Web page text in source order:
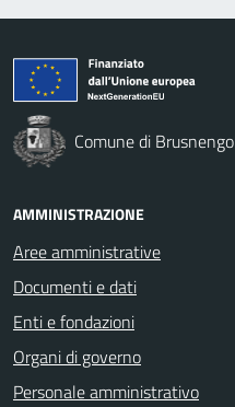
Comune di Brusnengo
AMMINISTRAZIONE
Aree amministrative
Documenti e dati
Enti e fondazioni
Organi di governo
Personale amministrativo